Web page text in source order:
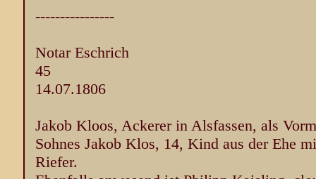
----------------
Notar Eschrich
45
14.07.1806
Jakob Kloos, Ackerer in Alsfassen, als
Sohnes Jakob Klos, 14, Kind aus der Ehe
Riefer.